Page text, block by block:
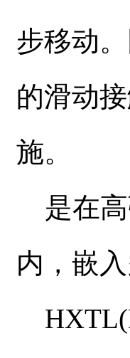
步移动
的滑动
施。
是在高
内，嵌